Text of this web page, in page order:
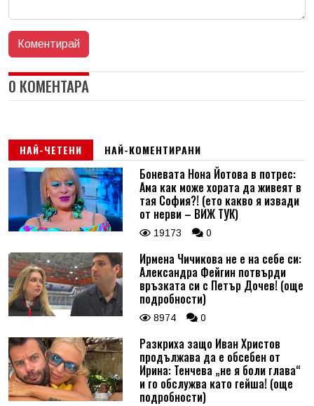
0 КОМЕНТАРА
НАЙ-ЧЕТЕНИ НАЙ-КОМЕНТИРАНИ
Боневата Нона Йотова в потрес:
Ама как може хората да живеят в
тая София?! (ето какво я извади
от нерви – ВИЖ ТУК)
19173 0
Ирмена Чичикова не е на себе си:
Александра Фейгин потвърди
връзката си с Петър Дочев! (още
подробности)
8974 0
Разкриха защо Иван Христов
продължава да е обсебен от
Ирина: Тенчева „не я боли глава“
и го обслужва като гейша! (още
подробности)